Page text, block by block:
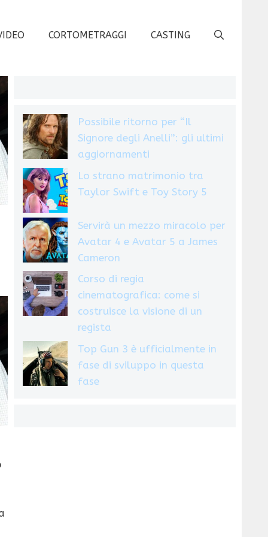
CORTOMETRAGGI CASTING
Possibile ritorno per “Il
Signore degli Anelli”: gli ultimi
aggiornamenti
Lo strano matrimonio tra
Taylor Swift e Toy Story 5
Servirà un mezzo miracolo per
Avatar 4 e Avatar 5 a James
Cameron
Corso di regia
cinematografica: come si
costruisce la visione di un
regista
Top Gun 3 è ufficialmente in
fase di sviluppo in questa
fase